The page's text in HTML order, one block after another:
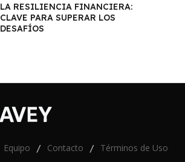
LA RESILIENCIA FINANCIERA:
CLAVE PARA SUPERAR LOS
DESAFÍOS
Equipo / Contacto /
Términos de Uso